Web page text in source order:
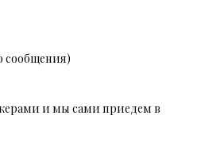
сообщения)
и мы сами приедем в